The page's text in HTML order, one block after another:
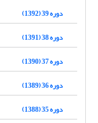
دوره 39 (1392)
دوره 38 (1391)
دوره 37 (1390)
دوره 36 (1389)
دوره 35 (1388)